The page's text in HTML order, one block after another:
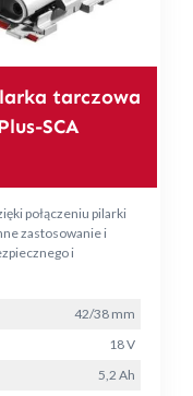
tarczowa
SCA
połączeniu pilarki
zastosowanie i
i
42/38 mm
18 V
5,2 Ah